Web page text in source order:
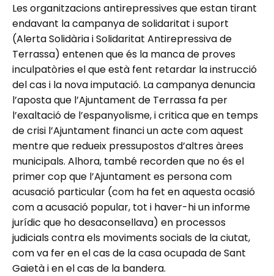
Les organitzacions antirepressives que estan tirant
endavant la campanya de solidaritat i suport
(Alerta Solidària i Solidaritat Antirepressiva de
Terrassa) entenen que és la manca de proves
inculpatòries el que està fent retardar la instrucció
del cas i la nova imputació. La campanya denuncia
l’aposta que l’Ajuntament de Terrassa fa per
l’exaltació de l’espanyolisme, i critica que en temps
de crisi l’Ajuntament financi un acte com aquest
mentre que redueix pressupostos d’altres àrees
municipals. Alhora, també recorden que no és el
primer cop que l’Ajuntament es persona com
acusació particular (com ha fet en aquesta ocasió
com a acusació popular, tot i haver-hi un informe
jurídic que ho desaconsellava) en processos
judicials contra els moviments socials de la ciutat,
com va fer en el cas de la casa ocupada de Sant
Gaietà i en el cas de la bandera.